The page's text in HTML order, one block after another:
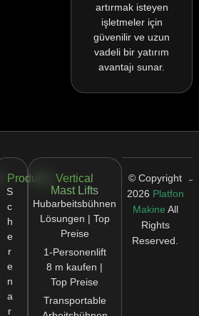
artırmak isteyen
işletmeler için
güvenilir ve uzun
vadeli bir yatırım
avantajı sunar.
Produkte
S
c
h
e
r
e
n
a
r
Vertical
Mast Lifts
Hubarbeitsbühnen
Lösungen | Top
Preise
1-Personenlift
8 m kaufen |
Top Preise
Transportable
© Copyright
2026 Platfon
Makine All
Rights
Reserved.